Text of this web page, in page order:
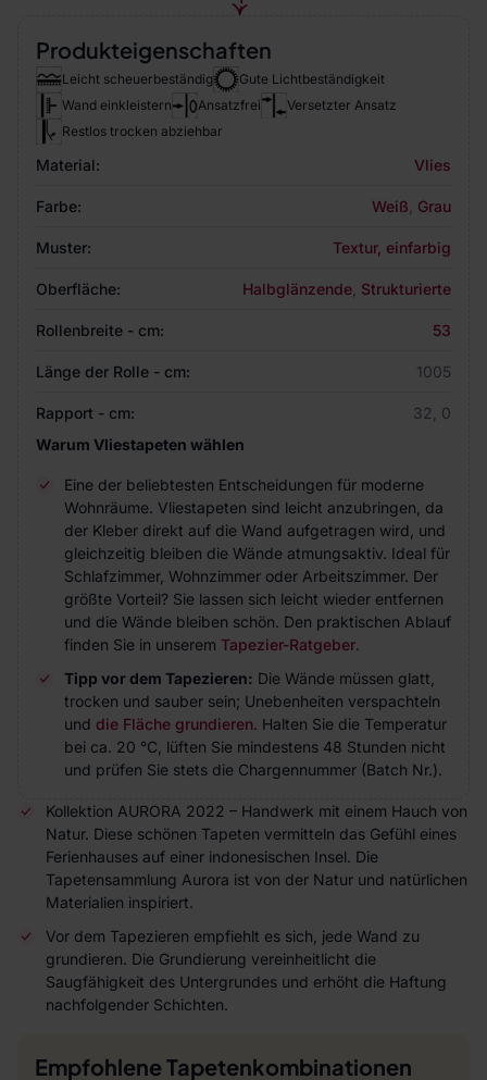
Produkteigenschaften
Leicht scheuerbeständig
Gute Lichtbeständigkeit
Wand einkleistern
Ansatzfrei
Versetzter Ansatz
Restlos trocken abziehbar
Material: Vlies
Farbe: Weiß Grau
Muster: Textur, einfarbig
Oberfläche: Halbglänzende Strukturierte
Rollenbreite - cm: 53
Länge der Rolle - cm: 1005
Rapport - cm:
32, 0
Warum Vliestapeten wählen
Eine der beliebtesten Entscheidungen für moderne
Wohnräume. Vliestapeten sind leicht anzubringen, da
der Kleber direkt auf die Wand aufgetragen wird, und
gleichzeitig bleiben die Wände atmungsaktiv. Ideal für
Schlafzimmer, Wohnzimmer oder Arbeitszimmer. Der
größte Vorteil? Sie lassen sich leicht wieder entfernen
und die Wände bleiben schön. Den praktischen Ablauf
finden Sie in unserem Tapezier-Ratgeber.
Tipp vor dem Tapezieren: Die Wände müssen glatt,
trocken und sauber sein; Unebenheiten verspachteln
und die Fläche grundieren. Halten Sie die Temperatur
bei ca. 20 °C, lüften Sie mindestens 48 Stunden nicht
und prüfen Sie stets die Chargennummer (Batch Nr.).
Kollektion AURORA 2022 – Handwerk mit einem Hauch von
Natur. Diese schönen Tapeten vermitteln das Gefühl eines
Ferienhauses auf einer indonesischen Insel. Die
Tapetensammlung Aurora ist von der Natur und natürlichen
Materialien inspiriert.
Vor dem Tapezieren empfiehlt es sich, jede Wand zu
grundieren. Die Grundierung vereinheitlicht die
Saugfähigkeit des Untergrundes und erhöht die Haftung
nachfolgender Schichten.
Empfohlene Tapetenkombinationen